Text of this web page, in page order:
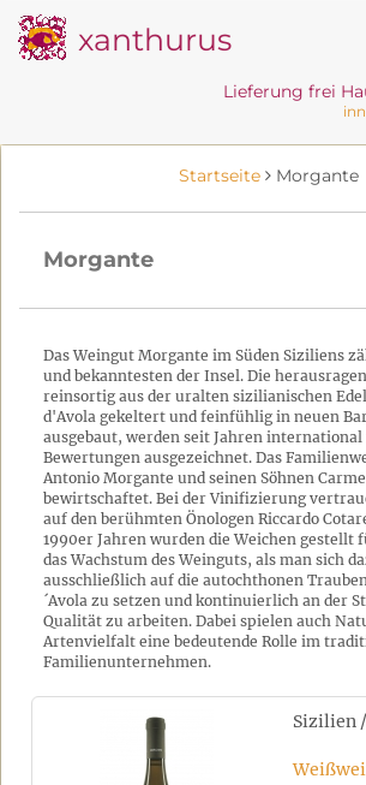
xanthurus
Lieferung frei
Startseite Morgante
Morgante
Das Weingut Morgante im Süden Siziliens
und bekanntesten der Insel. Die
reinsortig aus der uralten sizilianischen
d'Avola gekeltert und feinfühlig in neuen
ausgebaut, werden seit Jahren
Bewertungen ausgezeichnet. Das
Antonio Morgante und seinen Söhnen
bewirtschaftet. Bei der Vinifizierung
auf den berühmten Önologen Riccardo
1990er Jahren wurden die Weichen gestellt
das Wachstum des Weinguts, als man sich
ausschließlich auf die autochthonen
´Avola zu setzen und kontinuierlich an der
Qualität zu arbeiten. Dabei spielen auch
Artenvielfalt eine bedeutende Rolle im
Familienunternehmen.
Sizilien